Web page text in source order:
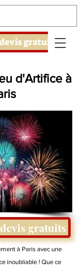
gratuits
d'Artifice à
gratuits
à Paris avec une
inoubliable ! Que ce